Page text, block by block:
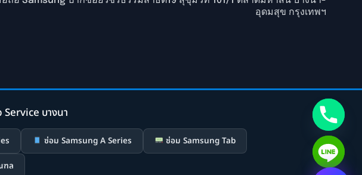
อุดมสุข กรุงเทพฯ
บางนา
ซ่อม Samsung A Series ซ่อม Samsung Tab
ฑล Hide chaty